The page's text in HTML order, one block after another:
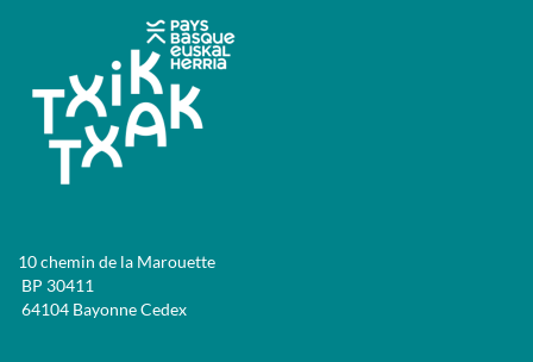
10 chemin de la Marouette
BP 30411
64104 Bayonne Cedex